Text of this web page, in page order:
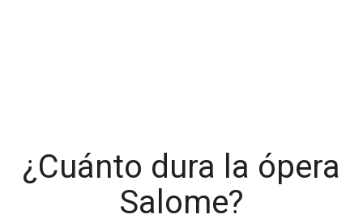
¿Cuánto dura la ópera
Salome?